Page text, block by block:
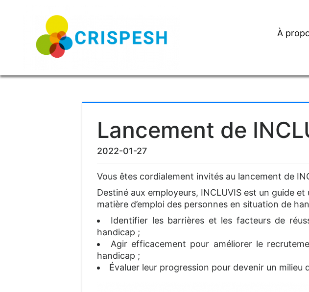
À
Lancement de
2022-01-27
Vous êtes cordialement invités au lancement de
Destiné aux employeurs, INCLUVIS est un guide
matière d’emploi des personnes en situation de
Identifier les barrières et les facteurs de
handicap ;
Agir efficacement pour améliorer le
handicap ;
Évaluer leur progression pour devenir un milieu